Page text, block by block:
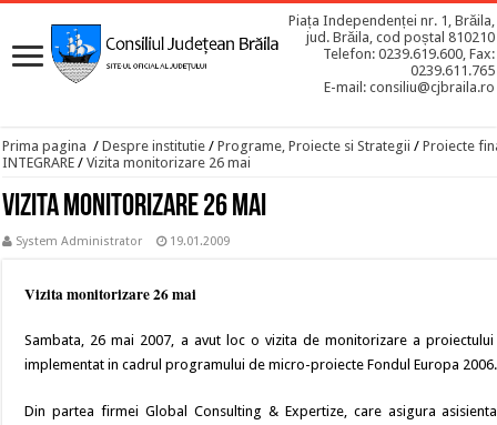
Piața Independenței nr. 1, Brăila,
jud. Brăila, cod poștal 810210
Telefon: 0239.619.600, Fax:
0239.611.765
E-mail: consiliu@cjbraila.ro
Prima pagina / Despre institutie / Programe, Proiecte si Strategii / Proiecte
INTEGRARE / Vizita monitorizare 26 mai
Vizita monitorizare 26 mai
System Administrator 19.01.2009
Vizita monitorizare 26 mai
Sambata, 26 mai 2007, a avut loc o vizita de monitorizare a
implementat in cadrul programului de micro-proiecte Fondul Europa 2006.
Din partea firmei Global Consulting & Expertize, care asigura